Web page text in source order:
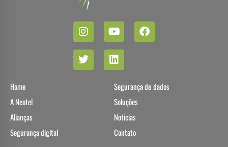
Home
A Neotel
Alianças
Segurança digital
Segurança de dados
Soluções
Noticias
Contato